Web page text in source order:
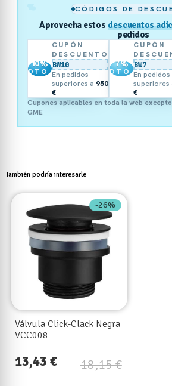
CÓDIGOS DE
Aprovecha estos descuentos
pedidos
10%
DTO.
CUPÓN
DESCUENTO
BW10
En pedidos
superiores a 950
€
7%
DTO.
CUPÓN
BW7
En pedidos
superiores
€
Cupones aplicables en toda la web
GME
También podría interesarle
-26%
Válvula Click-Clack Negra
VCC008
18,15 €
13,43 €